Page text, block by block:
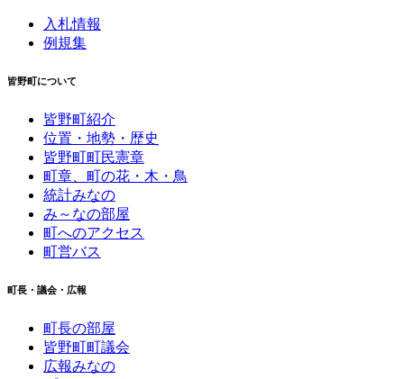
入札情報
例規集
皆野町について
皆野町紹介
位置・地勢・歴史
皆野町町民憲章
町章、町の花・木・鳥
統計みなの
み～なの部屋
町へのアクセス
町営バス
町長・議会・広報
町長の部屋
皆野町町議会
広報みなの